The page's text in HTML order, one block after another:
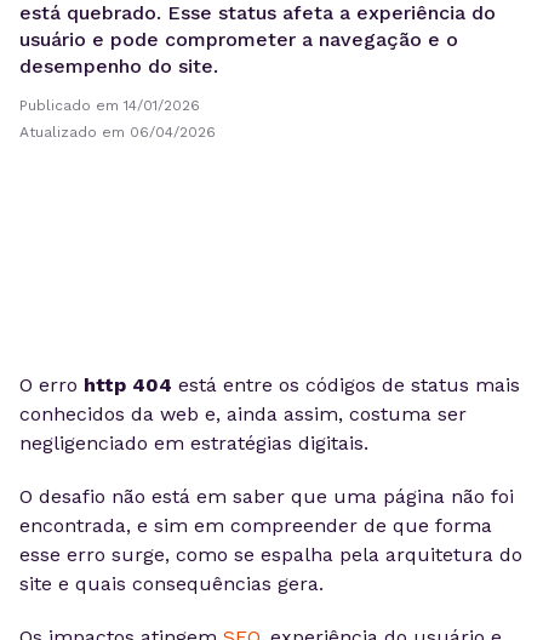
está quebrado. Esse status afeta a experiência do
usuário e pode comprometer a navegação e o
desempenho do site.
Publicado em 14/01/2026
Atualizado em 06/04/2026
O erro http 404 está entre os códigos de status mais
conhecidos da web e, ainda assim, costuma ser
negligenciado em estratégias digitais.
O desafio não está em saber que uma página não foi
encontrada, e sim em compreender de que forma
esse erro surge, como se espalha pela arquitetura do
site e quais consequências gera.